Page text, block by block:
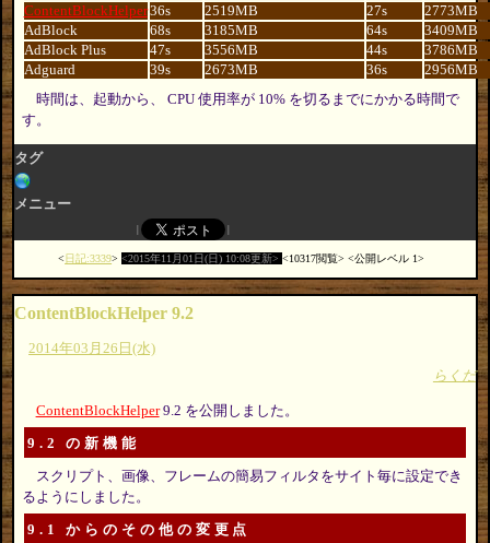
ContentBlockHelper36s 2519MB 27s
2773MB
AdBlock
68s 3185MB 64s
3409MB
AdBlock Plus
47s 3556MB 44s
3786MB
Adguard
39s 2673MB 36s
2956MB
時間は、起動から、 CPU 使用率が 10% を切るまでにかかる時間で
す。
タグ
メニュー
日記:3339 2015年11月01日(日) 10:08更新 10317閲覧 公開レベル 1
ContentBlockHelper 9.2
2014年03月26日(水)
らくだ
ContentBlockHelper9.2 を公開しました。
9.2 の新機能
スクリプト、画像、フレームの簡易フィルタをサイト毎に設定でき
るようにしました。
9.1 からのその他の変更点